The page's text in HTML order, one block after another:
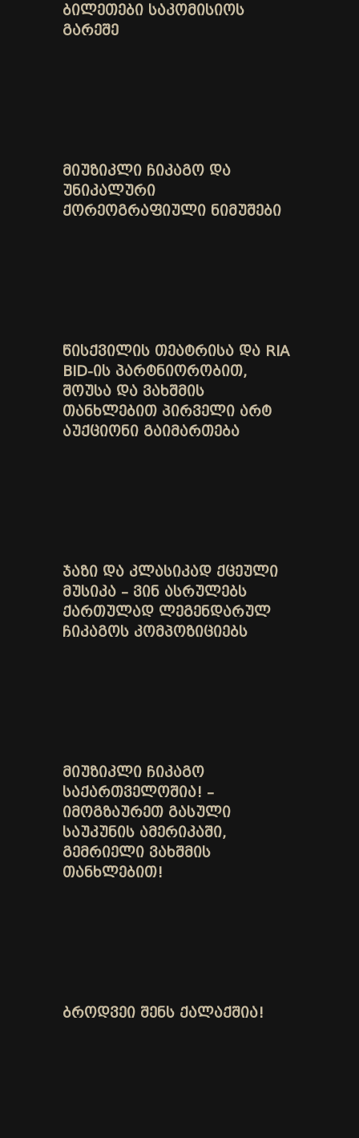
ᲑᲘᲚᲔᲗᲔᲑᲘ ᲡᲐᲙᲝᲛᲘᲡᲘᲝᲡ
ᲒᲐᲠᲔᲨᲔ
ᲛᲘᲣᲖᲘᲙᲚᲘ ᲩᲘᲙᲐᲒᲝ ᲓᲐ
ᲣᲜᲘᲙᲐᲚᲣᲠᲘ
ᲥᲝᲠᲔᲝᲒᲠᲐᲤᲘᲣᲚᲘ ᲜᲘᲛᲣᲨᲔᲑᲘ
ᲬᲘᲡᲥᲕᲘᲚᲘᲡ ᲗᲔᲐᲢᲠᲘᲡᲐ ᲓᲐ RIA
BID-ᲘᲡ ᲞᲐᲠᲢᲜᲘᲝᲠᲝᲑᲘᲗ,
ᲨᲝᲣᲡᲐ ᲓᲐ ᲕᲐᲮᲨᲛᲘᲡ
ᲗᲐᲜᲮᲚᲔᲑᲘᲗ ᲞᲘᲠᲕᲔᲚᲘ ᲐᲠᲢ
ᲐᲣᲥᲪᲘᲝᲜᲘ ᲒᲐᲘᲛᲐᲠᲗᲔᲑᲐ
ᲯᲐᲖᲘ ᲓᲐ ᲙᲚᲐᲡᲘᲙᲐᲓ ᲥᲪᲔᲣᲚᲘ
ᲛᲣᲡᲘᲙᲐ – ᲕᲘᲜ ᲐᲡᲠᲣᲚᲔᲑᲡ
ᲥᲐᲠᲗᲣᲚᲐᲓ ᲚᲔᲒᲔᲜᲓᲐᲠᲣᲚ
ᲩᲘᲙᲐᲒᲝᲡ ᲙᲝᲛᲞᲝᲖᲘᲪᲘᲔᲑᲡ
ᲛᲘᲣᲖᲘᲙᲚᲘ ᲩᲘᲙᲐᲒᲝ
ᲡᲐᲥᲐᲠᲗᲕᲔᲚᲝᲨᲘᲐ! –
ᲘᲛᲝᲒᲖᲐᲣᲠᲔᲗ ᲒᲐᲡᲣᲚᲘ
ᲡᲐᲣᲙᲣᲜᲘᲡ ᲐᲛᲔᲠᲘᲙᲐᲨᲘ,
ᲒᲔᲛᲠᲘᲔᲚᲘ ᲕᲐᲮᲨᲛᲘᲡ
ᲗᲐᲜᲮᲚᲔᲑᲘᲗ!
ᲑᲠᲝᲓᲕᲔᲘ ᲨᲔᲜᲡ ᲥᲐᲚᲐᲥᲨᲘᲐ!